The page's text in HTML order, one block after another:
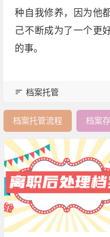
种自我修养，因为他
己不断成为了一个更
的事。
档案托管
档案托管流程 档案